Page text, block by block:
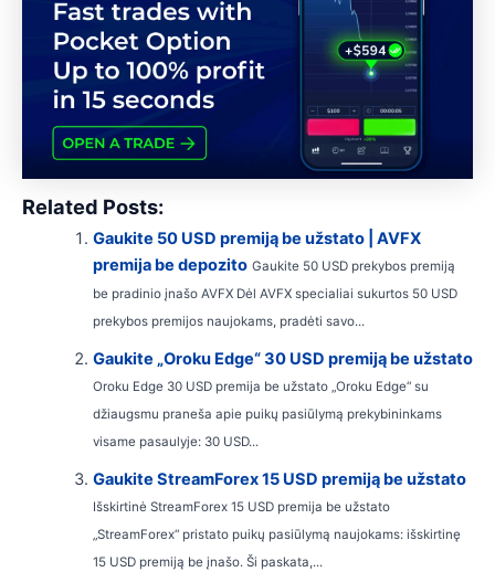
Related Posts:
Gaukite 50 USD premiją be užstato | AVFX
premija be depozito Gaukite 50 USD prekybos premiją
be pradinio įnašo AVFX Dėl AVFX specialiai sukurtos 50 USD
prekybos premijos naujokams, pradėti savo...
Gaukite „Oroku Edge“ 30 USD premiją be užstato
Oroku Edge 30 USD premija be užstato „Oroku Edge“ su
džiaugsmu praneša apie puikų pasiūlymą prekybininkams
visame pasaulyje: 30 USD...
Gaukite StreamForex 15 USD premiją be užstato
Išskirtinė StreamForex 15 USD premija be užstato
„StreamForex“ pristato puikų pasiūlymą naujokams: išskirtinę
15 USD premiją be įnašo. Ši paskata,...